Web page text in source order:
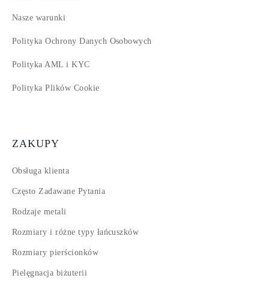
Nasze warunki
Polityka Ochrony Danych Osobowych
Polityka AML i KYC
Polityka Plików Cookie
ZAKUPY
Obsługa klienta
Często Zadawane Pytania
Rodzaje metali
Rozmiary i różne typy łańcuszków
Rozmiary pierścionków
Pielęgnacja biżuterii